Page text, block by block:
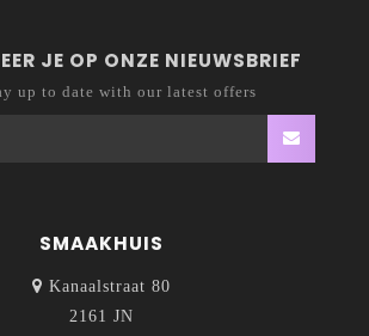
JE OP ONZE NIEUWSBRIEF
up to date with our latest offers
SMAAKHUIS
Kanaalstraat 80
2161 JN